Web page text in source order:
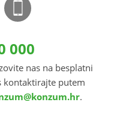
000
nas na besplatni
kontaktirajte putem
.